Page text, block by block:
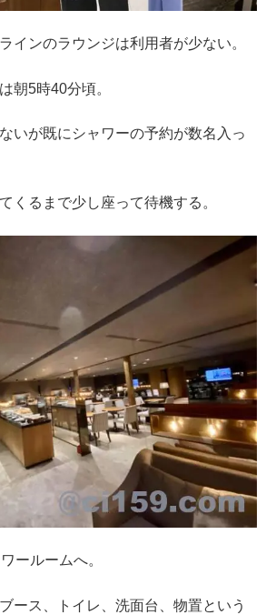
インのラウンジは利用者が少ない。
朝5時40分頃。
いが既にシャワーの予約が数名入っ
くるまで少し座って待機する。
ールームへ。
ース、トイレ、洗面台、物置という